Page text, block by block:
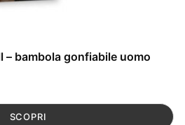
– bambola gonfiabile uomo
SCOPRI